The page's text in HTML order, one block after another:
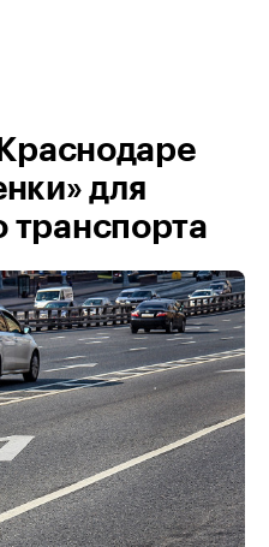
для
транспорта